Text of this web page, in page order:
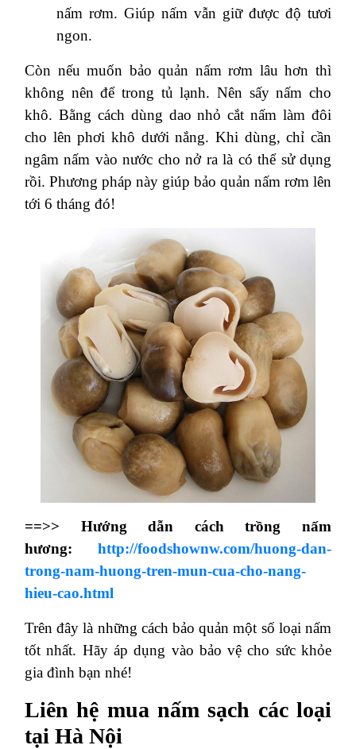
nấm rơm. Giúp nấm vẫn giữ được độ tươi
ngon.
Còn nếu muốn bảo quản nấm rơm lâu hơn thì
không nên để trong tủ lạnh. Nên sấy nấm cho
khô. Bằng cách dùng dao nhỏ cắt nấm làm đôi
cho lên phơi khô dưới nắng. Khi dùng, chỉ cần
ngâm nấm vào nước cho nở ra là có thể sử dụng
rồi. Phương pháp này giúp bảo quản nấm rơm lên
tới 6 tháng đó!
==>> Hướng dẫn cách trồng nấm
hương: http://foodshownw.com/huong-dan-
trong-nam-huong-tren-mun-cua-cho-nang-
hieu-cao.html
Trên đây là những cách bảo quản một số loại nấm
tốt nhất. Hãy áp dụng vào bảo vệ cho sức khỏe
gia đình bạn nhé!
Liên hệ mua nấm sạch các loại
tại Hà Nội